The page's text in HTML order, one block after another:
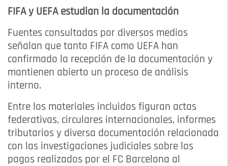
FIFA y UEFA estudian la documentación
Fuentes consultadas por diversos medios
señalan que tanto FIFA como UEFA han
confirmado la recepción de la documentación y
mantienen abierto un proceso de análisis
interno.
Entre los materiales incluidos figuran actas
federativas, circulares internacionales, informes
tributarios y diversa documentación relacionada
con las investigaciones judiciales sobre los
pagos realizados por el FC Barcelona al